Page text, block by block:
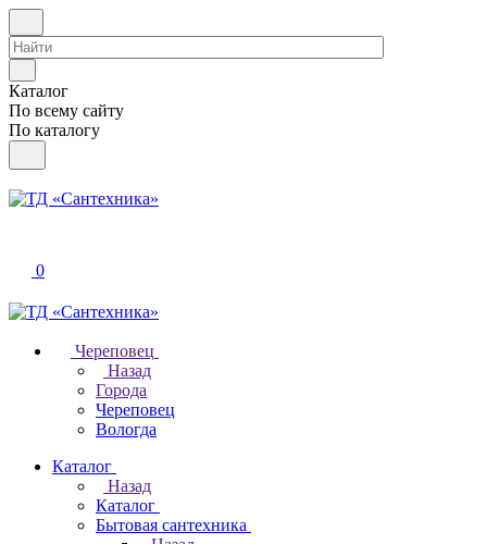
Каталог
По всему сайту
По каталогу
0
Череповец
Назад
Города
Череповец
Вологда
Каталог
Назад
Каталог
Бытовая сантехника